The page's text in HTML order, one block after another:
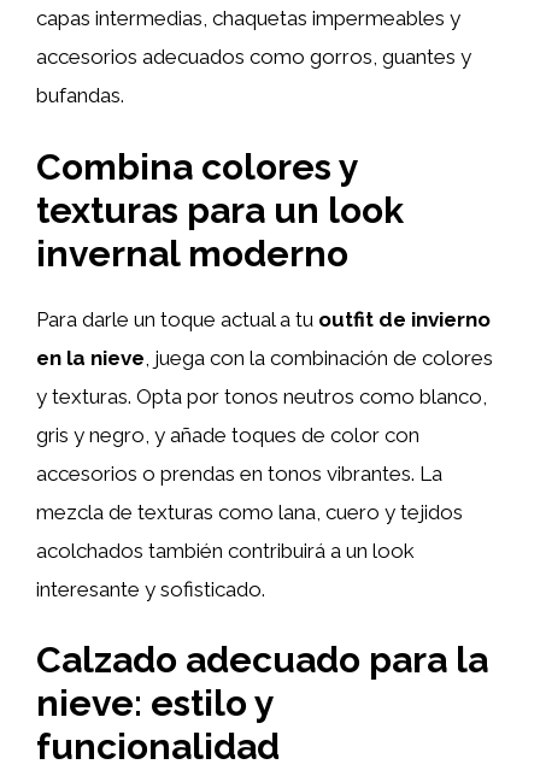
capas intermedias, chaquetas impermeables y
accesorios adecuados como gorros, guantes y
bufandas.
Combina colores y
texturas para un look
invernal moderno
Para darle un toque actual a tu outfit de invierno
en la nieve , juega con la combinación de colores
y texturas. Opta por tonos neutros como blanco,
gris y negro, y añade toques de color con
accesorios o prendas en tonos vibrantes. La
mezcla de texturas como lana, cuero y tejidos
acolchados también contribuirá a un look
interesante y sofisticado.
Calzado adecuado para la
nieve: estilo y
funcionalidad